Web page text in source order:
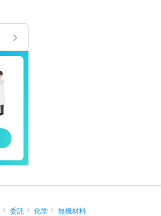
委託 化学 無機材料